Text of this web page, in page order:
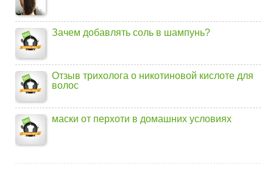
Зачем добавлять соль в шампунь?
Отзыв трихолога о никотиновой кислоте для
волос
маски от перхоти в домашних условиях